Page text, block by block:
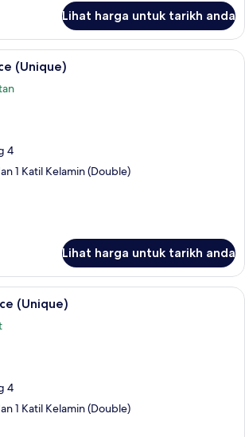
Lihat harga untuk tarikh anda
Junior Suite, Terrace (Unique) |
(Unique)
4
1 Katil Kelamin (Double)
Lihat harga untuk tarikh anda
Senior Suite, Terrace (Unique) |
(Unique)
4
1 Katil Kelamin (Double)